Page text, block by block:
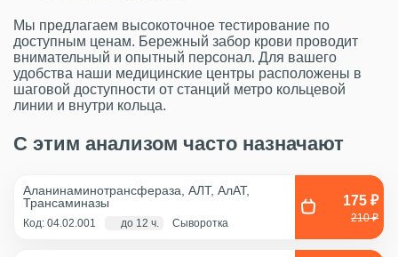
Мы предлагаем высокоточное тестирование по
доступным ценам. Бережный забор крови проводит
внимательный и опытный персонал. Для вашего
удобства наши медицинские центры расположены в
шаговой доступности от станций метро кольцевой
линии и внутри кольца.
С этим анализом часто назначают
Аланинаминотрансфераза, АЛТ, АлАТ,
Трансаминазы
Код: 04.02.001 до 12 ч. Сыворотка
175 ₽
210 ₽